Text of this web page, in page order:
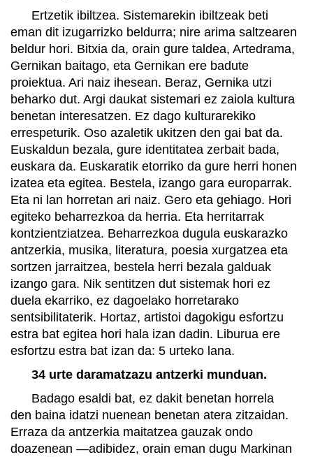
Ertzetik ibiltzea. Sistemarekin ibiltzeak beti
eman dit izugarrizko beldurra; nire arima saltzearen
beldur hori. Bitxia da, orain gure taldea, Artedrama,
Gernikan baitago, eta Gernikan ere badute
proiektua. Ari naiz ihesean. Beraz, Gernika utzi
beharko dut. Argi daukat sistemari ez zaiola kultura
benetan interesatzen. Ez dago kulturarekiko
errespeturik. Oso azaletik ukitzen den gai bat da.
Euskaldun bezala, gure identitatea zerbait bada,
euskara da. Euskaratik etorriko da gure herri honen
izatea eta egitea. Bestela, izango gara europarrak.
Eta ni lan horretan ari naiz. Gero eta gehiago. Hori
egiteko beharrezkoa da herria. Eta herritarrak
kontzientziatzea. Beharrezkoa dugula euskarazko
antzerkia, musika, literatura, poesia xurgatzea eta
sortzen jarraitzea, bestela herri bezala galduak
izango gara. Nik sentitzen dut sistemak hori ez
duela ekarriko, ez dagoelako horretarako
sentsibilitaterik. Hortaz, artistoi dagokigu esfortzu
estra bat egitea hori hala izan dadin. Liburua ere
esfortzu estra bat izan da: 5 urteko lana.
34 urte daramatzazu antzerki munduan.
Badago esaldi bat, ez dakit benetan horrela
den baina idatzi nuenean benetan atera zitzaidan.
Erraza da antzerkia maitatzea gauzak ondo
doazenean —adibidez, orain eman dugu Markinan